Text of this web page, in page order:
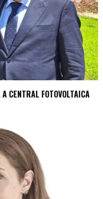
CENTRAL FOTOVOLTAICA